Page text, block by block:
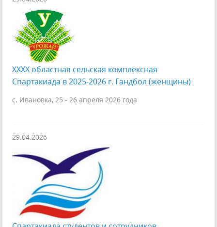
XXXX областная сельская комплексная
Спартакиада в 2025-2026 г. Гандбол (женщины)
с. Ивановка, 25 - 26 апреля 2026 года
29.04.2026